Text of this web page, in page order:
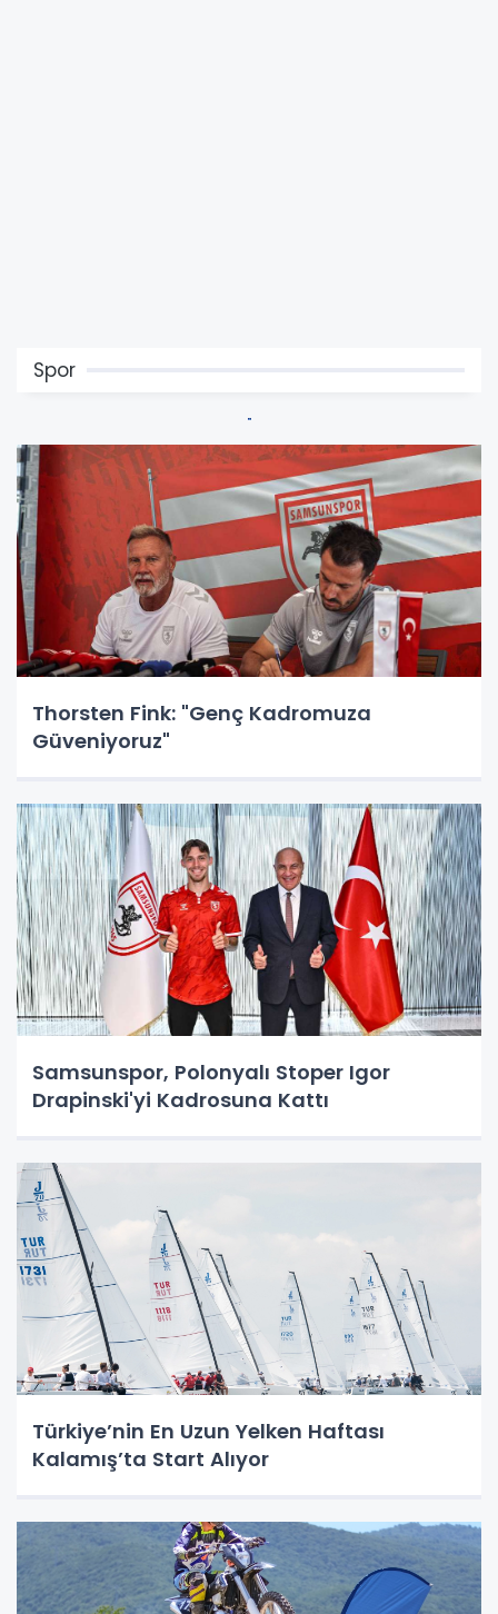
Spor
Thorsten Fink: "Genç Kadromuza
Güveniyoruz"
Samsunspor, Polonyalı Stoper Igor
Drapinski'yi Kadrosuna Kattı
Türkiye’nin En Uzun Yelken Haftası
Kalamış’ta Start Alıyor